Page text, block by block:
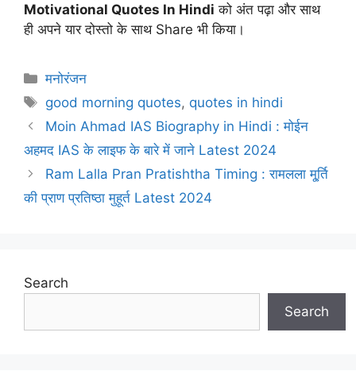
Motivational Quotes In Hindi को अंत पढ़ा और साथ
ही अपने यार दोस्तो के साथ Share भी किया।
Categories
मनोरंजन
Tags
good morning quotes, quotes in hindi
Moin Ahmad IAS Biography in Hindi : मोईन
अहमद IAS के लाइफ के बारे में जाने Latest 2024
Ram Lalla Pran Pratishtha Timing : रामलला मू्र्ति
की प्राण प्रतिष्ठा मुहूर्त Latest 2024
Search
Search